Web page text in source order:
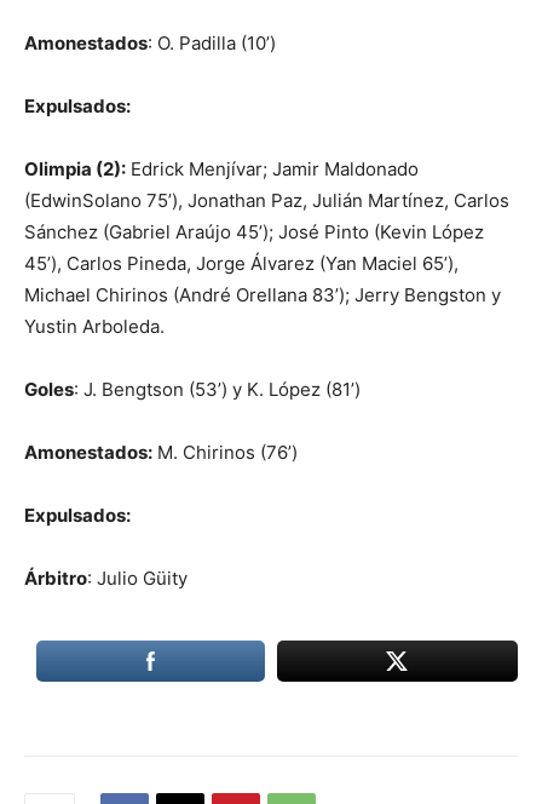
Amonestados: O. Padilla (10’)
Expulsados:
Olimpia (2): Edrick Menjívar; Jamir Maldonado
(EdwinSolano 75’), Jonathan Paz, Julián Martínez, Carlos
Sánchez (Gabriel Araújo 45’); José Pinto (Kevin López
45’), Carlos Pineda, Jorge Álvarez (Yan Maciel 65’),
Michael Chirinos (André Orellana 83’); Jerry Bengston y
Yustin Arboleda.
Goles: J. Bengtson (53’) y K. López (81’)
Amonestados: M. Chirinos (76’)
Expulsados:
Árbitro: Julio Güity